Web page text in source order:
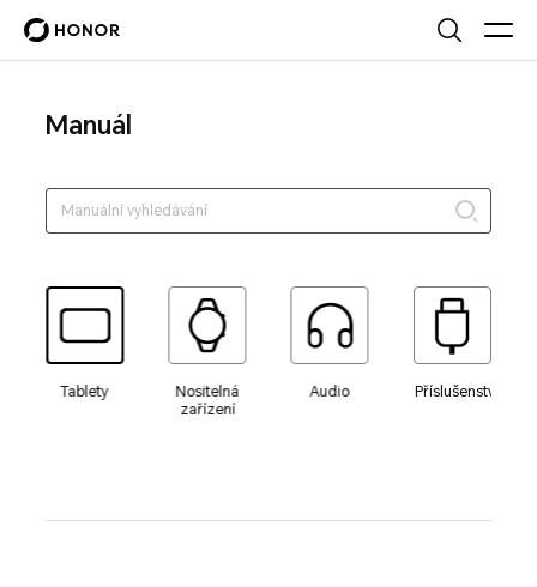
Manuál
Tablety
Nositelná
zařízení
Audio Příslušenství